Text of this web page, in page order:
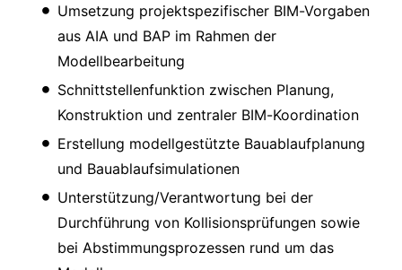
Umsetzung projektspezifischer BIM-Vorgaben
aus AIA und BAP im Rahmen der
Modellbearbeitung
Schnittstellenfunktion zwischen Planung,
Konstruktion und zentraler BIM-Koordination
Erstellung modellgestützte Bauablaufplanung
und Bauablaufsimulationen
Unterstützung/Verantwortung bei der
Durchführung von Kollisionsprüfungen sowie
bei Abstimmungsprozessen rund um das